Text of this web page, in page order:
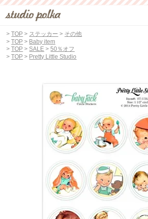
>TOP > ステッカー > その他
>TOP > Baby item
>TOP > SALE >50％オフ
>TOP > Pretty Little Studio